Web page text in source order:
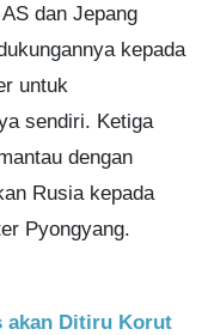
dan Jepang
kepada
untuk
sendiri. Ketiga
dengan
Rusia kepada
Pyongyang.
akan Ditiru Korut